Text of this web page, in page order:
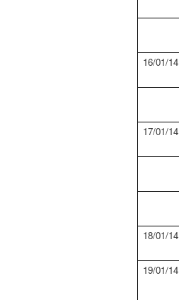
16/01/14
17/01/14
18/01/14
19/01/14